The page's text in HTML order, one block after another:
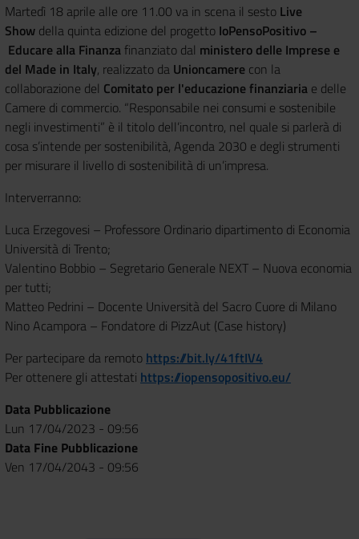
Martedì 18 aprile alle ore 11.00 va in scena il sesto Live
Show della quinta edizione del progetto IoPensoPositivo –
Educare alla Finanzafinanziato dal ministero delle Imprese e
del Made in Italy, realizzato da Unioncamere con la
collaborazione del Comitato per l'educazione finanziaria e delle
Camere di commercio. “Responsabile nei consumi e sostenibile
negli investimenti” è il titolo dell’incontro, nel quale si parlerà di
cosa s’intende per sostenibilità, Agenda 2030 e degli strumenti
per misurare il livello di sostenibilità di un’impresa.
Interverranno:
Luca Erzegovesi – Professore Ordinario dipartimento di Economia
Università di Trento;
Valentino Bobbio – Segretario Generale NEXT – Nuova economia
per tutti;
Matteo Pedrini – Docente Università del Sacro Cuore di Milano
Nino Acampora – Fondatore di PizzAut (Case history)
Per partecipare da remoto https://bit.ly/41ftIV4
Per ottenere gli attestati https://iopensopositivo.eu/
Data Pubblicazione
Lun 17/04/2023 - 09:56
Data Fine Pubblicazione
Ven 17/04/2043 - 09:56